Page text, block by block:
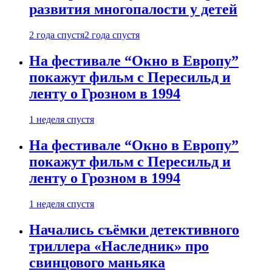
развития многопалости у детей
2 года спустя2 года спустя
На фестивале “Окно в Европу”
покажут фильм с Пересильд и
ленту о Грозном в 1994
1 неделя спустя
На фестивале “Окно в Европу”
покажут фильм с Пересильд и
ленту о Грозном в 1994
1 неделя спустя
Начались съёмки детективного
триллера «Наследник» про
свинцового маньяка